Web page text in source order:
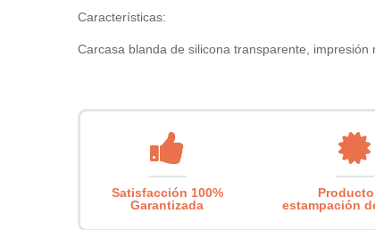
Características:
Carcasa blanda de silicona transparente, impresión
Satisfacción 100%
Garantizada
estampación